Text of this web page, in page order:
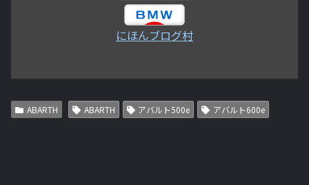
にほんブログ村
ABARTH ABARTH アバルト500e アバルト600e